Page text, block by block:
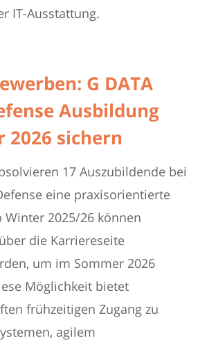
IT-Ausstattung.
G DATA
Ausbildung
2026 sichern
17 Auszubildende bei
eine praxisorientierte
Winter 2025/26 können
die Karriereseite
um im Sommer 2026
Möglichkeit bietet
frühzeitigen Zugang zu
agilem